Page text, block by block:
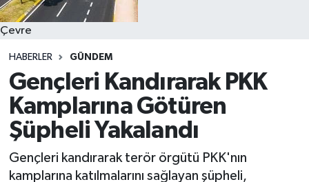
Çevre
HABERLER GÜNDEM
Gençleri Kandırarak PKK
Kamplarına Götüren
Şüpheli Yakalandı
Gençleri kandırarak terör örgütü PKK'nın
kamplarına katılmalarını sağlayan şüpheli,